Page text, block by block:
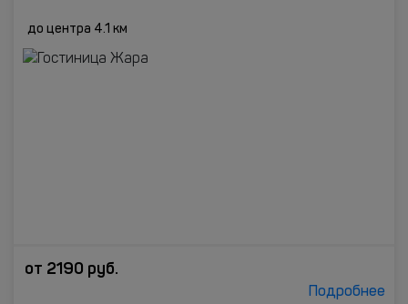
до центра 4.1 км
от 2190 руб.
Подробнее